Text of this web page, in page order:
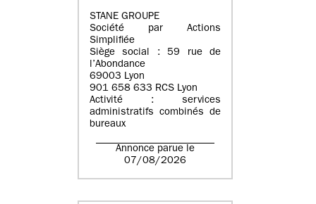
STANE GROUPE
Société par Actions
Simplifiée
Siège social : 59 rue de
l’Abondance
69003 Lyon
901 658 633 RCS Lyon
Activité : services
administratifs combinés de
bureaux
Annonce parue le
07/08/2026